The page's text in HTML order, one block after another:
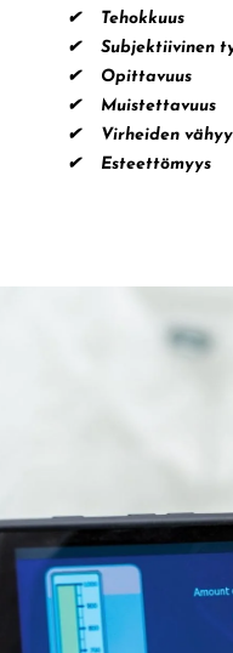
✔ Tehokkuus
✔ Subjektiivinen
✔ Opittavuus
✔ Muistettavuus
✔ Virheiden
✔ Esteettömyys